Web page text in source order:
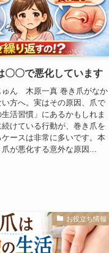
〇〇で悪化しています
ゅん 木原一真 巻き爪がなか
方へ。実はその原因、爪で
活習慣」にあるかもしれま
けている行動が、巻き爪を
ースは非常に多いです。本
が悪化する意外な原因...
お役立ち情報